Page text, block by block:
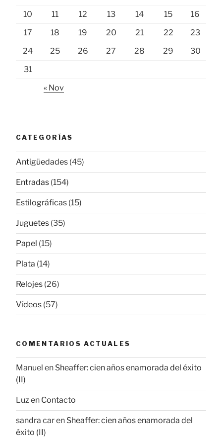
10
11 12 13 14 15
16
17
18 19 20 21 22
23
24
25 26 27 28 29
30
31
« Nov
CATEGORÍAS
Antigüedades (45)
Entradas (154)
Estilográficas (15)
Juguetes (35)
Papel (15)
Plata (14)
Relojes (26)
Vídeos (57)
COMENTARIOS ACTUALES
Manuel en Sheaffer: cien años enamorada del éxito
(II)
Luzen Contacto
sandra caren Sheaffer: cien años enamorada del
éxito (II)